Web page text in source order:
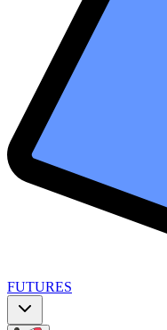
FUTURES